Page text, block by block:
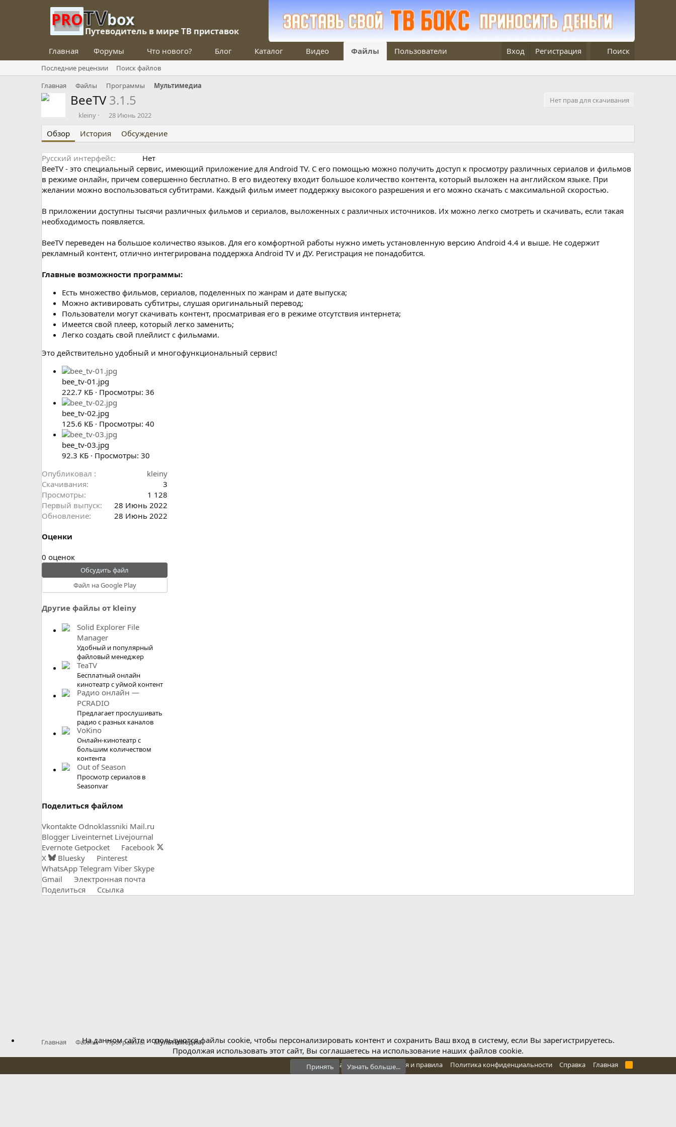
PROTVbox
Путеводитель в мире ТВ приставок
Главная Форумы Что нового? Блог Каталог Видео Файлы Пользователи Вход Регистрация Поиск
Последние рецензии
Поиск файлов
Главная
Файлы Программы Мультимедиа
BeeTV3.1.5
Нет прав для скачивания
О
у
б
л
и
к
о
в
kleiny
Д
т
а
с
о
з
д
а
я
28 Июнь 2022
Обзор История Обсуждение
Русский интерфейс
Нет
BeeTV - это специальный сервис, имеющий приложение для Android TV. С его помощью можно получить доступ к просмотру различных сериалов и фильмов
в режиме онлайн, причем совершенно бесплатно. В его видеотеку входит большое количество контента, который выложен на английском языке. При
желании можно воспользоваться субтитрами. Каждый фильм имеет поддержку высокого разрешения и его можно скачать с максимальной скоростью.
В приложении доступны тысячи различных фильмов и сериалов, выложенных с различных источников. Их можно легко смотреть и скачивать, если такая
необходимость появляется.
BeeTV переведен на большое количество языков. Для его комфортной работы нужно иметь установленную версию Android 4.4 и выше. Не содержит
рекламный контент, отлично интегрирована поддержка Android TV и ДУ. Регистрация не понадобится.
Главные возможности программы:
Есть множество фильмов, сериалов, поделенных по жанрам и дате выпуска;
Можно активировать субтитры, слушая оригинальный перевод;
Пользователи могут скачивать контент, просматривая его в режиме отсутствия интернета;
Имеется свой плеер, который легко заменить;
Легко создать свой плейлист с фильмами.
Это действительно удобный и многофункциональный сервис!
bee_tv-01.jpg
222.7 КБ · Просмотры: 36
bee_tv-02.jpg
125.6 КБ · Просмотры: 40
bee_tv-03.jpg
92.3 КБ · Просмотры: 30
Опубликовал
kleiny
Скачивания
3
Просмотры
1 128
Первый выпуск
28 Июнь 2022
Обновление
28 Июнь 2022
Оценки
0
.
0
в
0 оценок
Обсудить файл
Файл на Google Play
Другие файлы от kleiny
Solid Explorer File
Manager
Удобный и популярный
файловый менеджер
TeaTV
Бесплатный онлайн
кинотеатр с уймой контент
Радио онлайн —
PCRADIO
Предлагает прослушивать
радио с разных каналов
VoKino
Онлайн-кинотеатр с
большим количеством
контента
Out of Season
Просмотр сериалов в
Seasonvar
Поделиться файлом
Vkontakte Odnoklassniki Mail.ru
Blogger Liveinternet Livejournal
Evernote Getpocket
Facebook
X
Bluesky
Pinterest
WhatsApp Telegram Viber Skype
Gmail
Электронная почта
Поделиться
Ссылка
Главная Файлы Программы Мультимедиа
Обратная связь Условия и правила Политика конфиденциальности Справка Главная
R
На данном сайте используются файлы cookie, чтобы персонализировать контент и сохранить Ваш вход в систему, если Вы зарегистрируетесь.
Продолжая использовать этот сайт, Вы соглашаетесь на использование наших файлов cookie.
Принять Узнать больше...